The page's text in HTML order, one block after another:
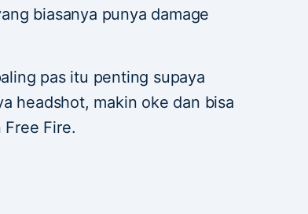
biasanya punya damage
pas itu penting supaya
headshot, makin oke dan bisa
Fire.